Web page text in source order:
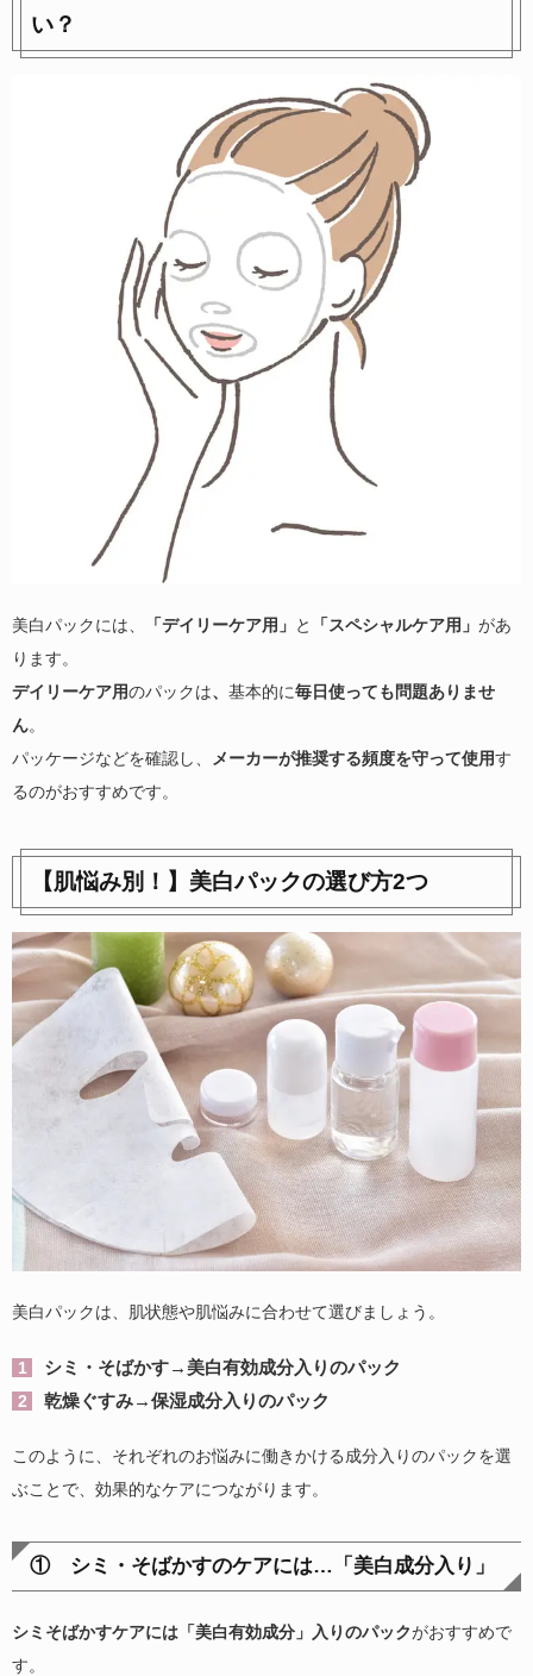
い？
美白パックには、 「デイリーケア用」 と 「スペシャルケア用」 があ
ります。
デイリーケア用のパックは、 基本的に毎日使っても問題ありませ
ん。
パッケージなどを確認し、
メーカーが推奨する頻度を守って使用す
るのがおすすめです。
【肌悩み別！】美白パックの選び方2つ
美白パックは、肌状態や肌悩みに合わせて選びましょう。
シミ・そばかす→美白有効成分入りのパック
乾燥ぐすみ→保湿成分入りのパック
このように、それぞれのお悩みに働きかける成分入りのパックを選
ぶことで、効果的なケアにつながります。
① シミ・そばかすのケアには…「美白成分入り」
シミそばかすケアには「美白有効成分」入りのパックがおすすめで
す。